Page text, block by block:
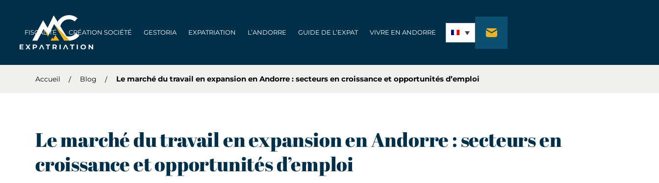
FISCALITÉ CRÉATION SOCIÉTÉ GESTORIA EXPATRIATION L’ANDORRE GUIDE DE L’EXPAT VIVRE EN ANDORRE
Accueil Blog Le marché du travail en expansion en Andorre : secteurs en croissance et opportunités d’emploi
Le marché du travail en expansion en Andorre : secteurs en
croissance et opportunités d’emploi